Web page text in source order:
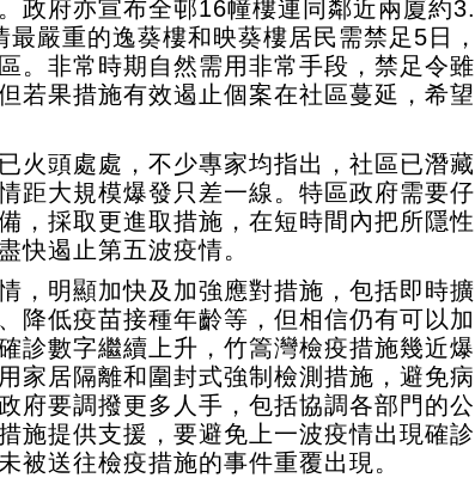
政府亦宣布全邨16幢樓連同鄰近兩廈約3.
嚴重的逸葵樓和映葵樓居民需禁足5日，
。非常時期自然需用非常手段，禁足令雖
若果措施有效遏止個案在社區蔓延，希望
火頭處處，不少專家均指出，社區已潛藏
距大規模爆發只差一線。特區政府需要仔
，採取更進取措施，在短時間內把所隱性
快遏止第五波疫情。
，明顯加快及加強應對措施，包括即時擴
降低疫苗接種年齡等，但相信仍有可以加
診數字繼續上升，竹篙灣檢疫措施幾近爆
家居隔離和圍封式強制檢測措施，避免病
府要調撥更多人手，包括協調各部門的公
施提供支援，要避免上一波疫情出現確診
被送往檢疫措施的事件重覆出現。